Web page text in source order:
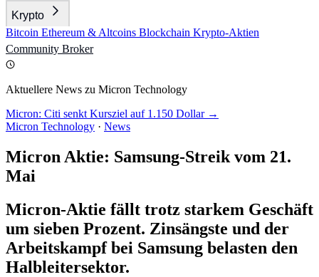
Krypto
Bitcoin Ethereum & Altcoins Blockchain Krypto-Aktien
Community Broker
Aktuellere News zu Micron Technology
Micron: Citi senkt Kursziel auf 1.150 Dollar →
Micron Technology · News
Micron Aktie: Samsung-Streik vom 21.
Mai
Micron-Aktie fällt trotz starkem Geschäft
um sieben Prozent. Zinsängste und der
Arbeitskampf bei Samsung belasten den
Halbleitersektor.